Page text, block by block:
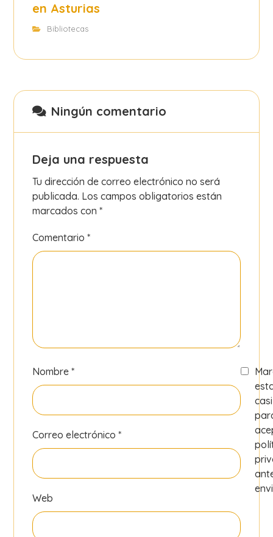
en Asturias
Bibliotecas
Ningún comentario
Deja una respuesta
Tu dirección de correo electrónico no será
publicada. Los campos obligatorios están
marcados con*
Comentario*
Nombre*
Correo electrónico*
Web